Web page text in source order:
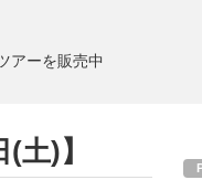
アーを販売中
)】